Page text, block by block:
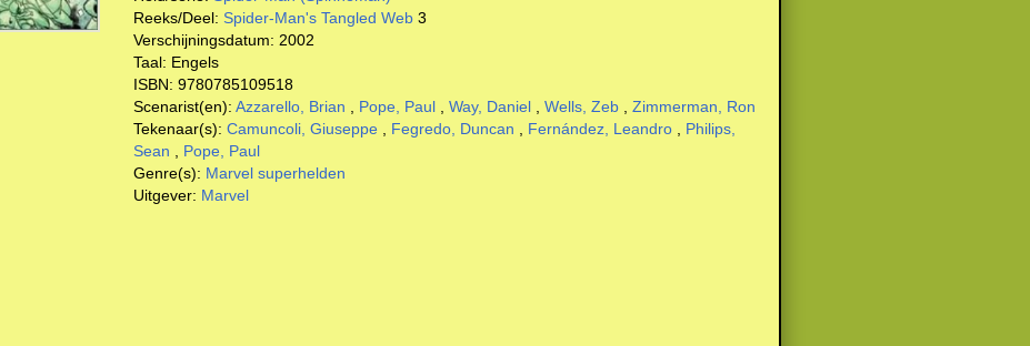
Reeks/Deel: Spider-Man's Tangled Web3
Verschijningsdatum: 2002
Taal: Engels
ISBN: 9780785109518
Scenarist(en): Azzarello, Brian Pope, Paul, Way, Daniel, Wells, Zeb, Zimmerman, Ron
Tekenaar(s): Camuncoli, Giuseppe, Fegredo, Duncan Fernández, Leandro, Philips,
Sean
Pope, Paul
Genre(s): Marvel superhelden
Uitgever: Marvel